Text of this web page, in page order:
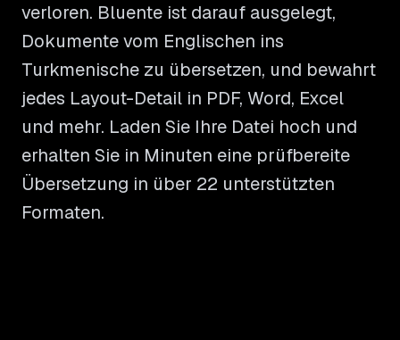
verloren. Bluente ist darauf ausgelegt,
Dokumente vom Englischen ins
Turkmenische zu übersetzen, und bewahrt
jedes Layout-Detail in PDF, Word, Excel
und mehr. Laden Sie Ihre Datei hoch und
erhalten Sie in Minuten eine prüfbereite
Übersetzung in über 22 unterstützten
Formaten.